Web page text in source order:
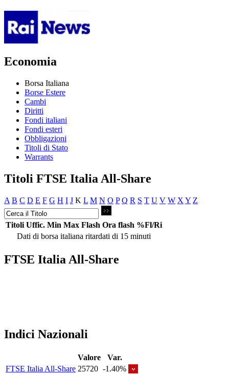
Economia
Borsa Italiana
Borse Estere
Cambi
Diritti
Fondi italiani
Fondi esteri
Obbligazioni
Titoli di Stato
Warrants
Titoli FTSE Italia All-Share
A B C D E F G H I J K L M N O P Q R S T U V W X Y Z
Titoli Uffic. Min Max Flash Ora flash %Fl/Ri
Dati di borsa italiana ritardati di 15 minuti
FTSE Italia All-Share
Indici Nazionali
Valore
Var.
FTSE Italia All-Share 25720 -1.40%